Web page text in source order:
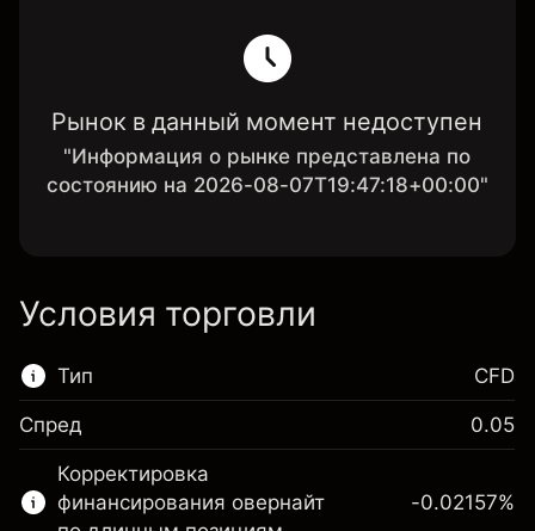
Рынок в данный момент недоступен
"Информация о рынке представлена по
состоянию на 2026-08-07T19:47:18+00:00"
Условия торговли
Тип
Этот финансовый рынок доступен для
торговли CFD.
CFD
Спред 0.05
Корректировка
финансирования овернайт
-0.02157%